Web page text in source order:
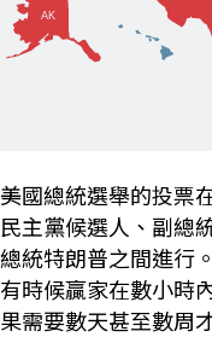
美國總統選舉的投票
民主黨候選人、副總
總統特朗普之間進行
有時候贏家在數小時
果需要數天甚至數周